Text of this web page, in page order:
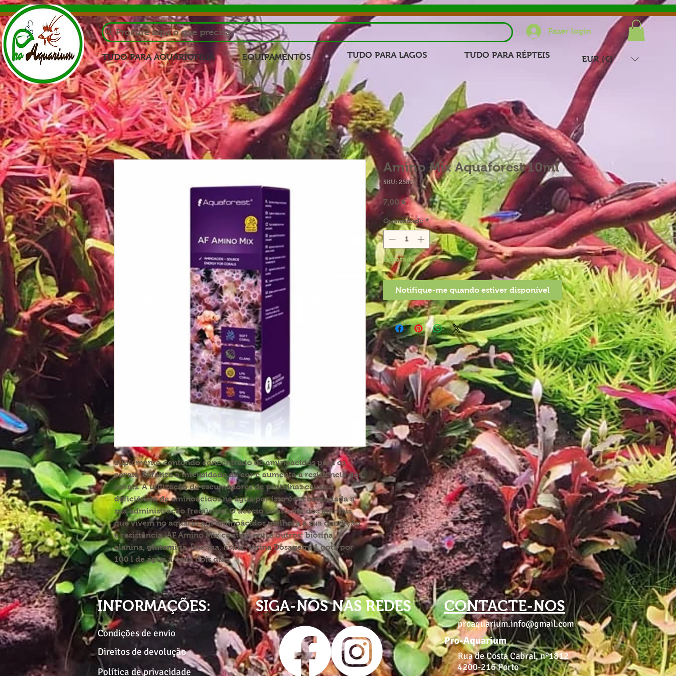
Procure aqui o que precisa Fazer login
TUDO PARA AQUARIOFILIA EQUIPAMENTOS TUDO PARA LAGOS TUDO PARA RÉPTEIS EUR (€)
Suplemento contendo concentrado de aminoácidos para os
corais. Enfatiza a intensidade da cor e aumenta a resistência dos
corais. A utilização de escumadores de proteinas causa a
deficiência de aminoácidos na água por isso é recomendada a
sua administração freqüente. O acesso constante dos animais
que vivem no aquário aos aminoácidos melhora a sua condição
e resistência. AF Amino Mix contem entre outros: biotina,
alanina, glutamina, leucina, lisina, serina Dosagem: 1 gota por
100 l de água a cada dois dias.
Amino Mix Aquaforest 10ml
SKU: 2589
7,00 €Preço
Quantidade *
Esgotado
Notifique-me quando estiver disponível
INFORMAÇÕES:
Condições de envio
Direitos de devolução
Política de privacidade
SIGA-NOS NAS REDES CONTACTE-NOS
proaquarium.info@gmail.com
Pro-Aquarium
Rua de Costa Cabral, nº1812
4200-216 Porto